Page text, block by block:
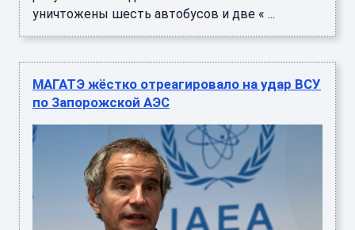
уничтожены шесть автобусов и две « ...
МАГАТЭ жёстко отреагировало на удар ВСУ
по Запорожской АЭС